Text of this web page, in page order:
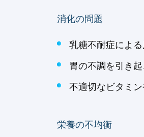
消化の問題
乳糖不耐症によ
胃の不調を引き
不適切なビタミ
栄養の不均衡